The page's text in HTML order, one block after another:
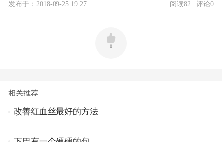
发布于：2018-09-25 19:27 阅读82 评论0
0
相关推荐
改善红血丝最好的方法